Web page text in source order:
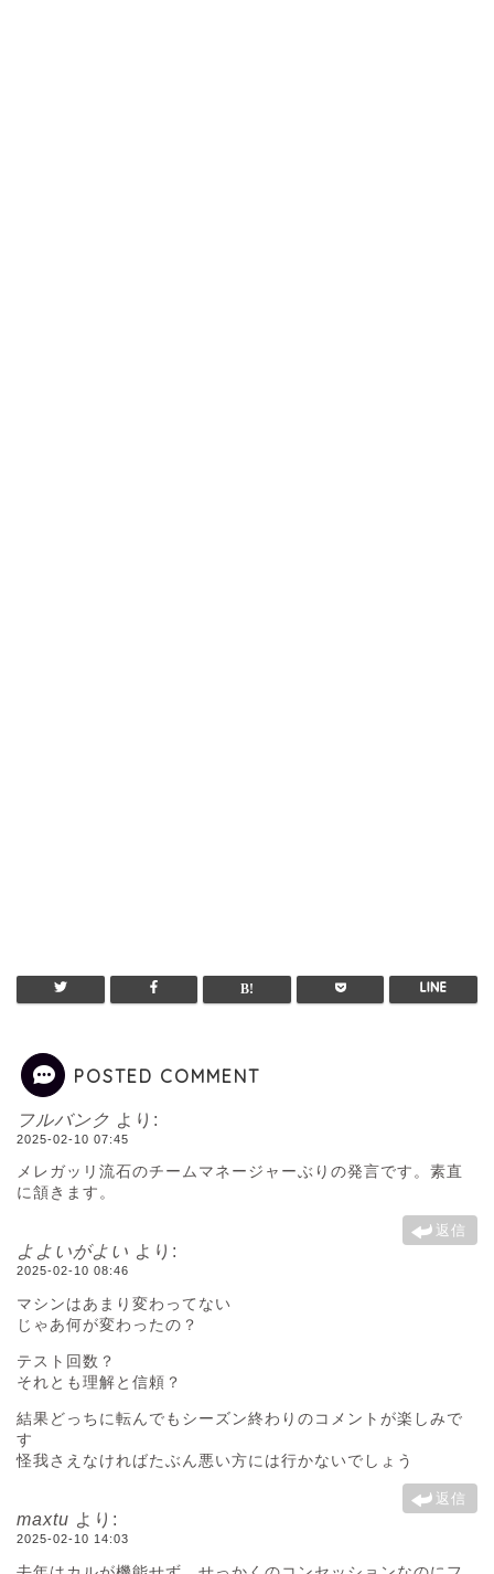
POSTED COMMENT
フルバンク より:
2025-02-10 07:45
メレガッリ流石のチームマネージャーぶりの発言です。素直
に頷きます。
返信
よよいがよい より:
2025-02-10 08:46
マシンはあまり変わってない
じゃあ何が変わったの？
テスト回数？
それとも理解と信頼？
結果どっちに転んでもシーズン終わりのコメントが楽しみで
す
怪我さえなければたぶん悪い方には行かないでしょう
返信
maxtu より:
2025-02-10 14:03